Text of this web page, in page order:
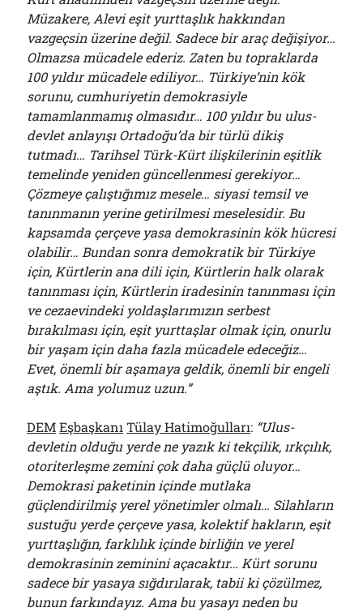
Müzakere, Alevi eşit yurttaşlık hakkından
vazgeçsin üzerine değil. Sadece bir araç değişiyor…
Olmazsa mücadele ederiz. Zaten bu topraklarda
100 yıldır mücadele ediliyor… Türkiye’nin kök
sorunu, cumhuriyetin demokrasiyle
tamamlanmamış olmasıdır… 100 yıldır bu ulus-
devlet anlayışı Ortadoğu’da bir türlü dikiş
tutmadı… Tarihsel Türk-Kürt ilişkilerinin eşitlik
temelinde yeniden güncellenmesi gerekiyor…
Çözmeye çalıştığımız mesele… siyasi temsil ve
tanınmanın yerine getirilmesi meselesidir. Bu
kapsamda çerçeve yasa demokrasinin kök hücresi
olabilir… Bundan sonra demokratik bir Türkiye
için, Kürtlerin ana dili için, Kürtlerin halk olarak
tanınması için, Kürtlerin iradesinin tanınması için
ve cezaevindeki yoldaşlarımızın serbest
bırakılması için, eşit yurttaşlar olmak için, onurlu
bir yaşam için daha fazla mücadele edeceğiz…
Evet, önemli bir aşamaya geldik, önemli bir engeli
aştık. Ama yolumuz uzun.”
DEMEşbaşkanı Tülay Hatimoğulları: “Ulus-
devletin olduğu yerde ne yazık ki tekçilik, ırkçılık,
otoriterleşme zemini çok daha güçlü oluyor…
Demokrasi paketinin içinde mutlaka
güçlendirilmiş yerel yönetimler olmalı… Silahların
sustuğu yerde çerçeve yasa, kolektif hakların, eşit
yurttaşlığın, farklılık içinde birliğin ve yerel
demokrasinin zeminini açacaktır… Kürt sorunu
sadece bir yasaya sığdırılarak, tabii ki çözülmez,
bunun farkındayız. Ama bu yasayı neden bu